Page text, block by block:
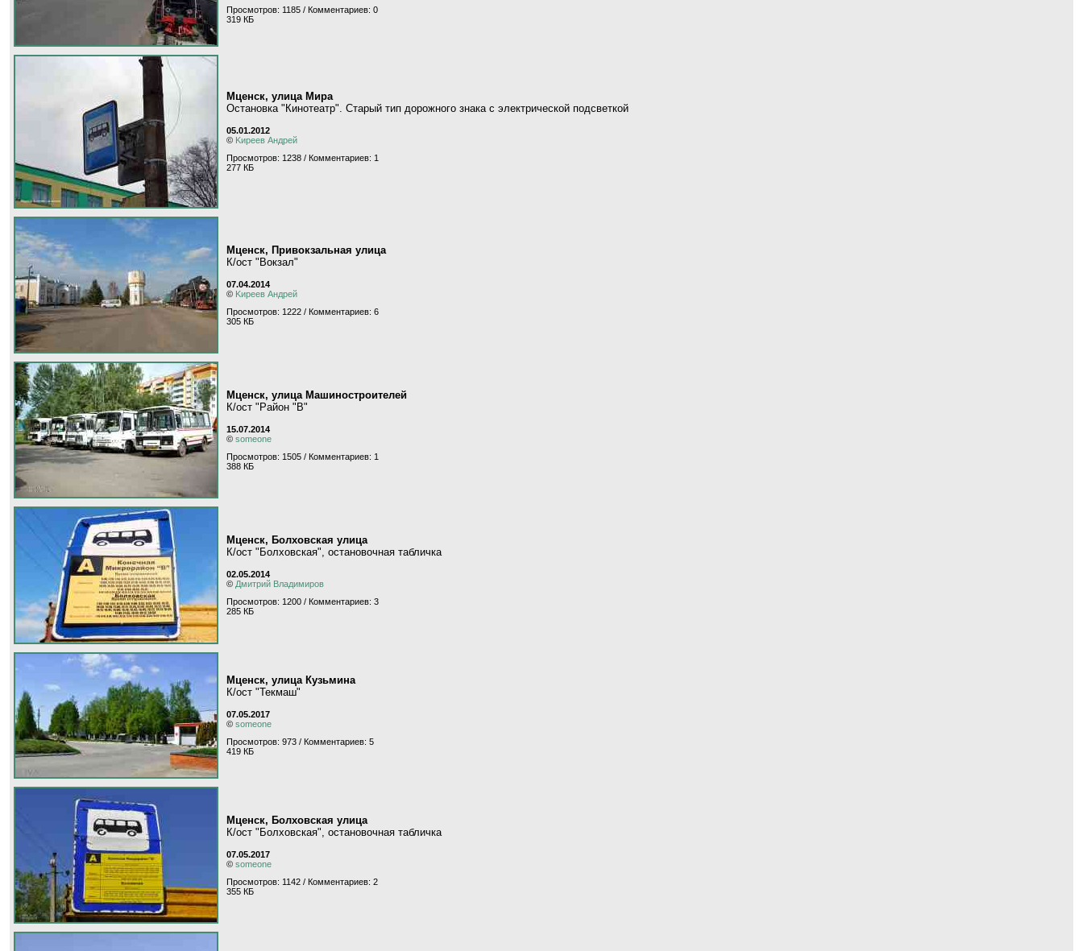
Просмотров: 1185 / Комментариев: 0
319 КБ
Мценск, улица Мира
Остановка "Кинотеатр". Старый тип дорожного знака с электрической подсветкой
05.01.2012
© Kиpeeв Aндpeй
Просмотров: 1238 / Комментариев: 1
277 КБ
Мценск, Привокзальная улица
К/ост "Вокзал"
07.04.2014
© Kиpeeв Aндpeй
Просмотров: 1222 / Комментариев: 6
305 КБ
Мценск, улица Машиностроителей
К/ост "Район "В"
15.07.2014
© someone
Просмотров: 1505 / Комментариев: 1
388 КБ
Мценск, Болховская улица
К/ост "Болховская", остановочная табличка
02.05.2014
© Дмитрий Владимиров
Просмотров: 1200 / Комментариев: 3
285 КБ
Мценск, улица Кузьмина
К/ост "Текмаш"
07.05.2017
© someone
Просмотров: 973 / Комментариев: 5
419 КБ
Мценск, Болховская улица
К/ост "Болховская", остановочная табличка
07.05.2017
© someone
Просмотров: 1142 / Комментариев: 2
355 КБ